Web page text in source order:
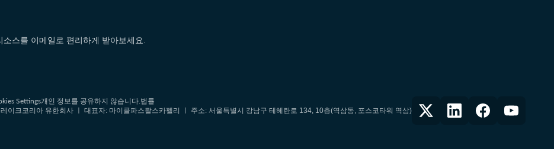
스를 이메일로 편리하게 받아보세요.
Settings개인 정보를 공유하지 않습니다. 법률
크코리아 유한회사 ㅣ 대표자: 마이클파스콸스카펠리 ㅣ 주소: 서울특별시 강남구 테헤란로 134, 10층(역삼동, 포스코타워 역삼)